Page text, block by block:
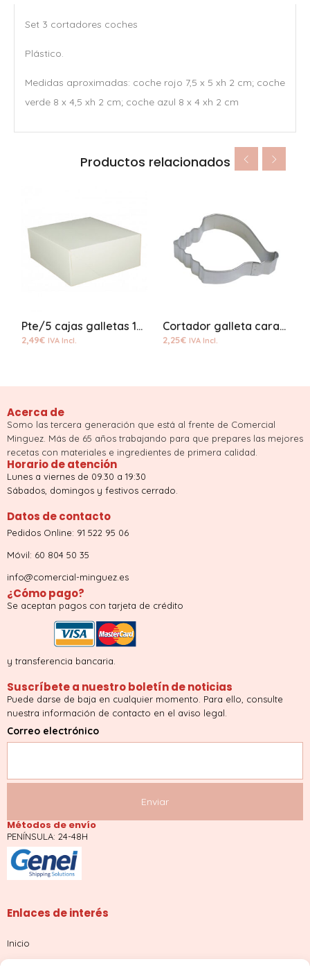
Set 3 cortadores coches
Plástico.
Medidas aproximadas: coche rojo 7,5 x 5 xh 2 cm; coche
verde 8 x 4,5 xh 2 cm; coche azul 8 x 4 xh 2 cm
Productos relacionados
Pte/5 cajas galletas 18*18*8
2,49€ IVA Incl.
Cortador galleta caracola grande
2,25€ IVA Incl.
Acerca de
Somo las tercera generación que está al frente de Comercial
Minguez. Más de 65 años trabajando para que prepares las mejores
recetas con materiales e ingredientes de primera calidad.
Horario de atención
Lunes a viernes de 09.30 a 19:30
Sábados, domingos y festivos cerrado.
Datos de contacto
Pedidos Online: 91 522 95 06
Móvil: 60 804 50 35
info@comercial-minguez.es
¿Cómo pago?
Se aceptan pagos con tarjeta de crédito
y transferencia bancaria.
Suscríbete a nuestro boletín de noticias
Puede darse de baja en cualquier momento. Para ello, consulte
nuestra información de contacto en el aviso legal.
Correo electrónico
Métodos de envío
PENÍNSULA: 24-48H
Enlaces de interés
Inicio